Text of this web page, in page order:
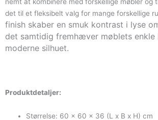
det til et fleksibelt valg for mange forskellige
finish skaber en smuk kontrast i lyse
det samtidig fremhæver møblets enkle
moderne silhuet.
Produktdetaljer:
Størrelse: 60 x 60 x 36 (L x B x H) cm